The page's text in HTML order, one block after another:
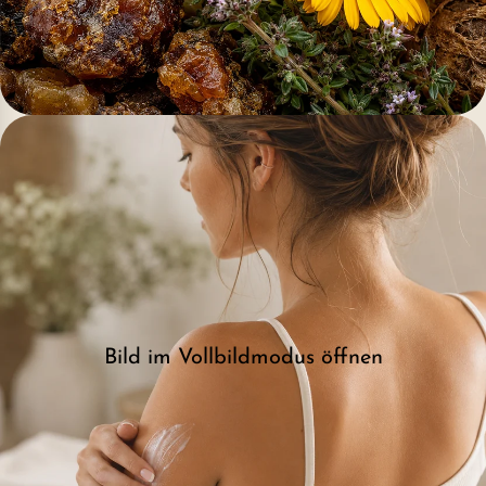
Bild im Vollbildmodus öffnen